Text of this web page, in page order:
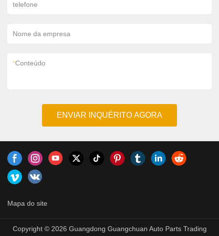
telefone
Nome da empresa
*Conteúdo
ENVIAR INQUÉRITO AGORA
Mapa do site
Copyright © 2026 Guangdong Guangchuan Auto Parts Trading